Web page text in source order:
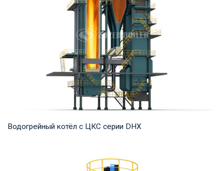
Водогрейный котёл с ЦКС серии DHX
мощность продукта: 58-116 МВт Температура...